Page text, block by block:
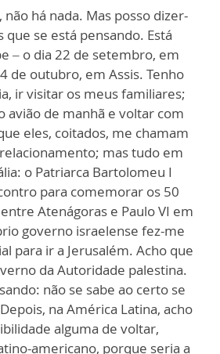
há nada. Mas posso dizer-
que se está pensando. Está
– o dia 22 de setembro, em
de outubro, em Assis. Tenho
ir visitar os meus familiares;
avião de manhã e voltar com
eles, coitados, me chamam
mas tudo em
o Patriarca Bartolomeu I
para comemorar os 50
Atenágoras e Paulo VI em
governo israelense fez-me
para ir a Jerusalém. Acho que
da Autoridade palestina.
não se sabe ao certo se
na América Latina, acho
alguma de voltar,
americano, porque seria a